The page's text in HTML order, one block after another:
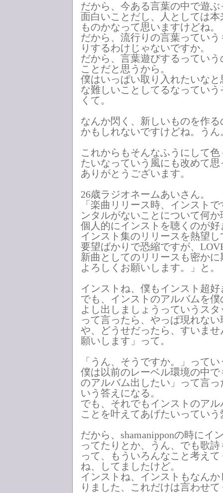
だから、今ある言葉の中で遊
面白いことだし、人としては
ものかなって思いますけどね。
だから、流行りの言葉ってい
りするわけじゃないですか。
だから、言葉遊びするってい
ことだと思うから。
僕はいっぱい取り入れたいな
な難しいことしてるなってい
くて。
なんか閃く、新しいものを作
かもしれないですけどね。うん
これからもそんなふうにして
たいなっていう風にも改めて
ありがとうございます。
26歳ラジオネームあいさん。
「楽曲リリース時、インスト
ンタルがないことについて何
個人的にインストを聴くのが
インスト集のリリースを熱望
要望ばかりで恐縮ですが、
新曲としてのリリースも密か
よろしくお願いします。」と。
インストね、僕もインスト超
でも、インストのアルバムを
よし出しましょうっていうス
って言ったら、やっぱ現れな
や、どうせだったら、すいま
願いします」って。
「うん、そうですか。」って
僕は以前のレーベル環境の中
のアルバム出したい」って言
いう答えになる。
でも、それでもインストのア
ことを叶えてあげたいってい
だから、shamanipponの時にイ
ってたりとか、うん、でも歌
って、もういろんなこと考え
ね、してましたけど。
インストね、インストもなん
りました、これだけは言わせ